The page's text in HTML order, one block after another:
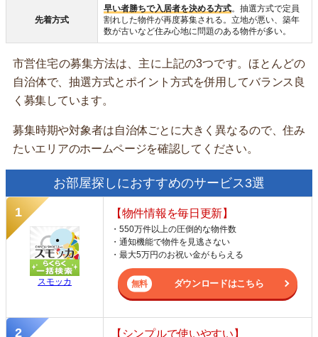
先着方式
早い者勝ちで入居者を決める方式。抽選方式で定員
割れした物件が再度募集される。立地が悪い、築年
数が古いなど住み心地に問題のある物件が多い。
市営住宅の募集方法は、主に上記の3つです。ほとんどの
自治体で、抽選方式とポイント方式を併用してバランス良
く募集しています。
募集時期や対象者は自治体ごとに大きく異なるので、住み
たいエリアのホームページを確認してください。
お部屋探しにおすすめのサービス3選
スモッカ
【物件情報を毎日更新】
・550万件以上の圧倒的な物件数
・通知機能で物件を見逃さない
・最大5万円のお祝い金がもらえる
ダウンロードはこちら
【シンプルで使いやすい】